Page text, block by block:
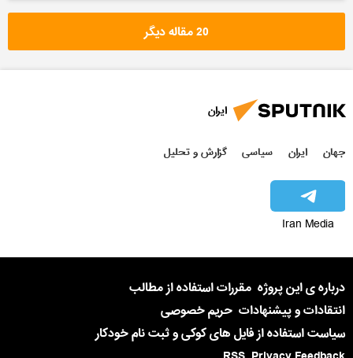
20 مقاله دیگر
ایران
جهان ایران سیاسی گزارش و تحلیل
Iran Media
درباره ی این پروژه مقررات استفاده از مطالب
انتقادات و پیشنهادات حریم خصوصی
سیاست استفاده از فایل های کوکی و ثبت نام خودکار